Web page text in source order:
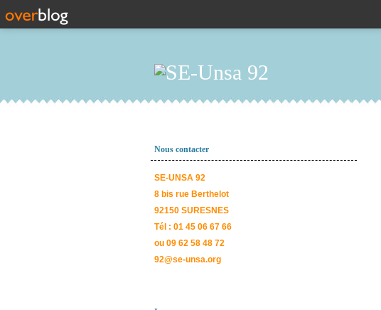
Nous contacter
SE-UNSA 92
8 bis rue Berthelot
92150 SURESNES
Tél : 01 45 06 67 66
ou 09 62 58 48 72
92@se-unsa.org